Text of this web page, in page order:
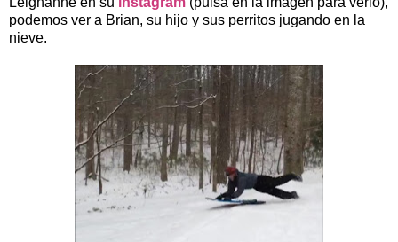
podemos ver a Brian, su hijo y sus perritos jugando en la
nieve.